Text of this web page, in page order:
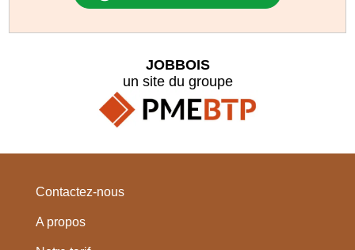
JOBBOIS
un site du groupe
Contactez-nous
A propos